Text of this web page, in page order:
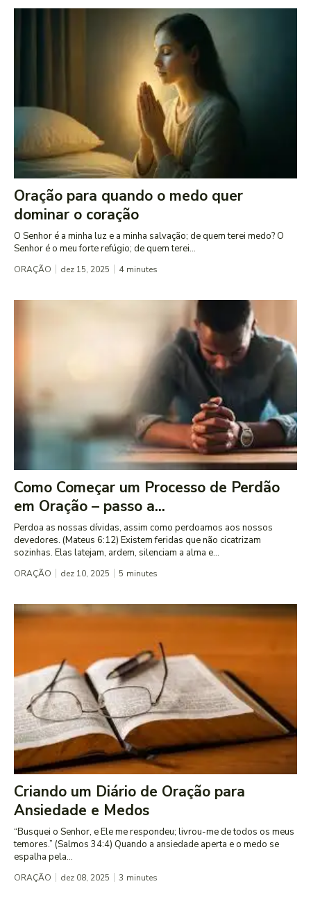
Oração para quando o medo quer
dominar o coração
O Senhor é a minha luz e a minha salvação; de quem terei medo? O
Senhor é o meu forte refúgio; de quem terei...
ORAÇÃO dez 15, 2025 4 minutes
Como Começar um Processo de Perdão
em Oração – passo a...
Perdoa as nossas dívidas, assim como perdoamos aos nossos
devedores. (Mateus 6:12) Existem feridas que não cicatrizam
sozinhas. Elas latejam, ardem, silenciam a alma e...
ORAÇÃO dez 10, 2025 5 minutes
Criando um Diário de Oração para
Ansiedade e Medos
“Busquei o Senhor, e Ele me respondeu; livrou-me de todos os meus
temores.” (Salmos 34:4) Quando a ansiedade aperta e o medo se
espalha pela...
ORAÇÃO dez 08, 2025 3 minutes